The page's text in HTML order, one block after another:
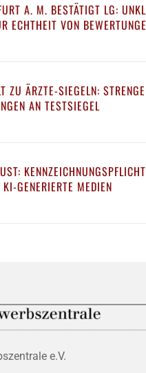
A. M. BESTÄTIGT LG:
ECHTHEIT VON
ZU ÄRZTE-SIEGELN: STRENGE
AN TESTSIEGEL
GENERIERTE MEDIEN
e.V.